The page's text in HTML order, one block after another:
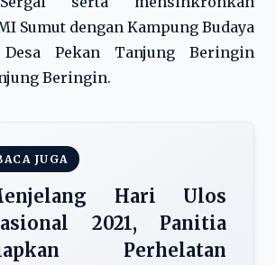
Sumut dengan Kampung Budaya
Pekan Tanjung Beringin
Beringin.
JUGA
Hari Ulos
2021, Panitia
Perhelatan